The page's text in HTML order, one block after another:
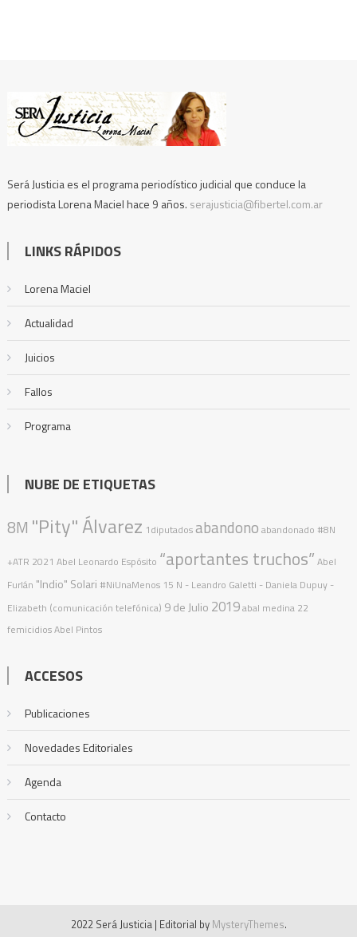
Será Justicia es el programa periodístico judicial que conduce la
periodista Lorena Maciel hace 9 años. serajusticia@fibertel.com.ar
LINKS RÁPIDOS
Lorena Maciel
Actualidad
Juicios
Fallos
Programa
NUBE DE ETIQUETAS
8M "Pity" Álvarez 1diputadosabandono abandonado #8N
+ATR 2021 Abel Leonardo Espósito “aportantes truchos” Abel
Furlán "Indio" Solari #NiUnaMenos 15 N - Leandro Galetti - Daniela Dupuy -
Elizabeth (comunicación telefónica) 9 de Julio 2019abal medina 22
femicidiosAbel Pintos
ACCESOS
Publicaciones
Novedades Editoriales
Agenda
Contacto
2022 Será Justicia | Editorial by MysteryThemes.